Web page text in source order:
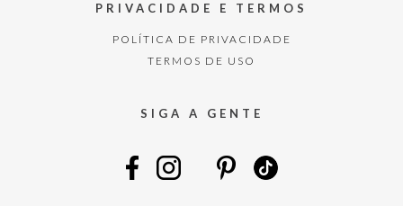
PRIVACIDADE E TERMOS
POLÍTICA DE PRIVACIDADE
TERMOS DE USO
SIGA A GENTE